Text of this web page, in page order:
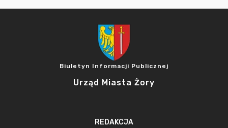
Biuletyn Informacji Publicznej
Urząd Miasta Żory
REDAKCJA